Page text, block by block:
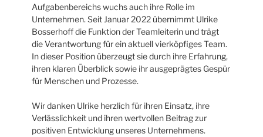
Aufgabenbereichs wuchs auch ihre Rolle im
Unternehmen. Seit Januar 2022 übernimmt Ulrike
Bosserhoff die Funktion der Teamleiterin und trägt
die Verantwortung für ein aktuell vierköpfiges Team.
In dieser Position überzeugt sie durch ihre Erfahrung,
ihren klaren Überblick sowie ihr ausgeprägtes Gespür
für Menschen und Prozesse.
Wir danken Ulrike herzlich für ihren Einsatz, ihre
Verlässlichkeit und ihren wertvollen Beitrag zur
positiven Entwicklung unseres Unternehmens.